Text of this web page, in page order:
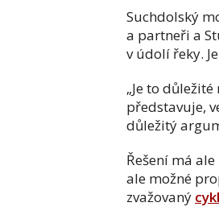
Suchdolský
a partneři a
v údolí řeky.
„Je to
představuje,
důležitý
Řešení má
ale možné
zvažovaný